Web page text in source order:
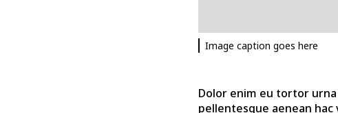
Image caption goes here
Dolor enim eu tortor
pellentesque aenean